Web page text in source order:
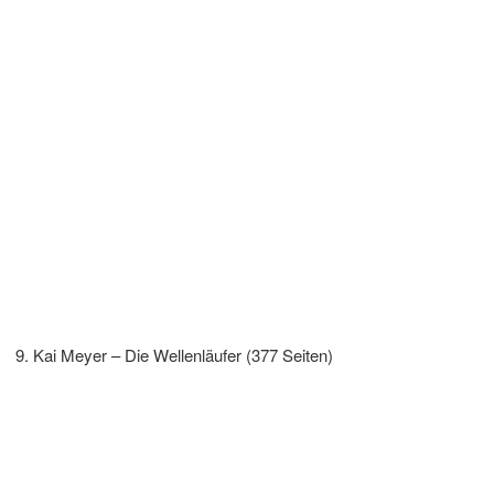
Kai Meyer – Die Wellenläufer (377 Seiten)